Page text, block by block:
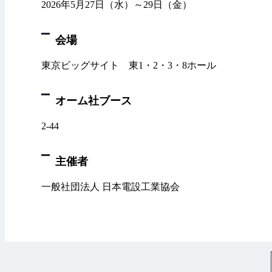
2026年5月27日（水）～29日（金）
会場
東京ビッグサイト 東1・2・3・8ホール
オーム社ブース
2-44
主催者
一般社団法人 日本電設工業協会